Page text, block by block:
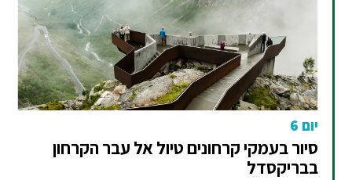
יום 6
סיור בעמקי קרחונים טיול אל עבר הקרחון
בבריקסדל